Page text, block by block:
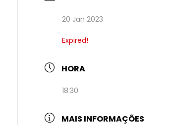
20 Jan 2023
Expired!
HORA
18:30
MAIS INFORMAÇÕES